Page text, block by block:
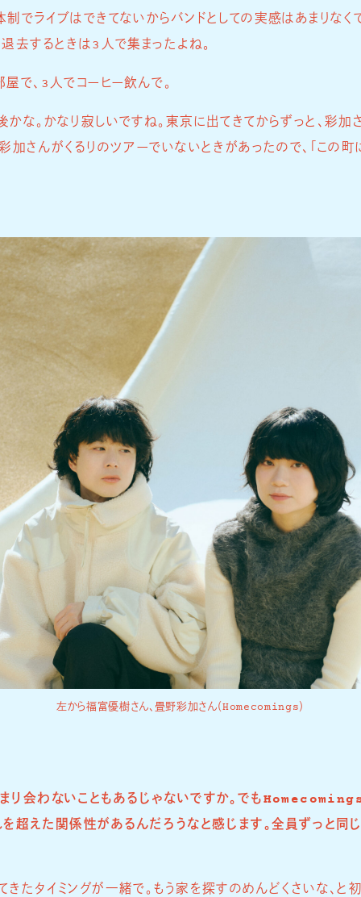
でライブはできてないからバンドとしての実感はあまりな
去するときは3人で集まったよね。
で、3人でコーヒー飲んで。
な。かなり寂しいですね。東京に出てきてからずっと、彩
加さんがくるりのツアーでいないときがあったので、「この町
左から福富優樹さん、畳野彩加さん（Homecomings）
り会わないこともあるじゃないですか。でも
を超えた関係性があるんだろうなと感じます。全員ずっと
たタイミングが一緒で。もう家を探すのめんどくさいな、